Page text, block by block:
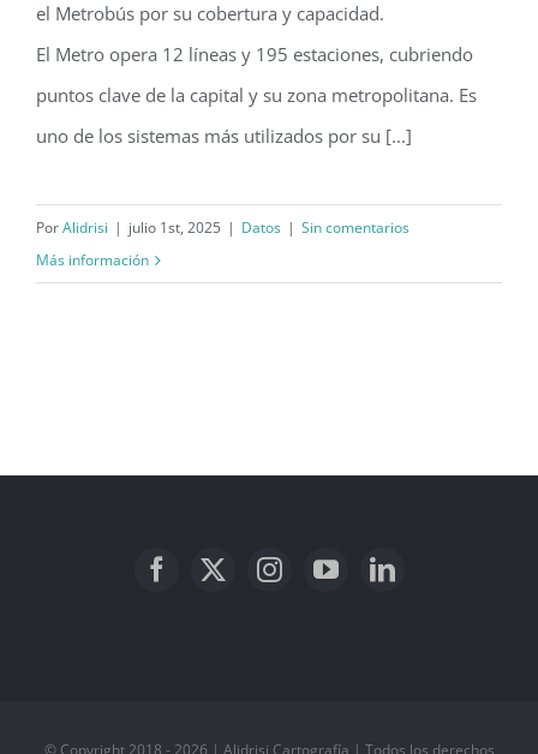
el Metrobús por su cobertura y capacidad.
El Metro opera 12 líneas y 195 estaciones, cubriendo
puntos clave de la capital y su zona metropolitana. Es
uno de los sistemas más utilizados por su [...]
PorAlidrisi | julio 1st, 2025 | Datos | Sin comentarios
Más información